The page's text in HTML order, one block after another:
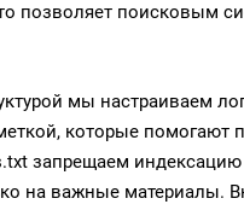
поисковым
мы настраиваем
которые помогают
запрещаем
на важные материалы.